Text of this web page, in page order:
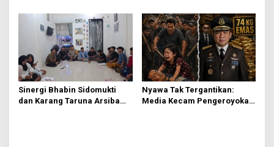
Terima Resmi
Sinergi Bhabin Sidomukti
dan Karang Taruna Arsiba
Nyawa Tak Tergantikan:
Media Kecam Pengeroyokan